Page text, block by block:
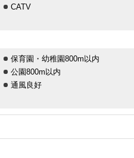
CATV
保育園・幼稚園800m以内
公園800m以内
通風良好